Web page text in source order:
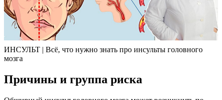
ИНСУЛЬТ | Всё, что нужно знать про инсульты головного
мозга
Причины и группа риска